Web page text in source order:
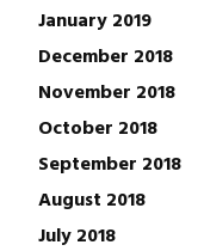
January 2019
December 2018
November 2018
October 2018
September 2018
August 2018
July 2018